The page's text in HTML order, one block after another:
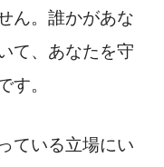
ん。誰かがあな
て、あなたを守
す。
ている立場にい